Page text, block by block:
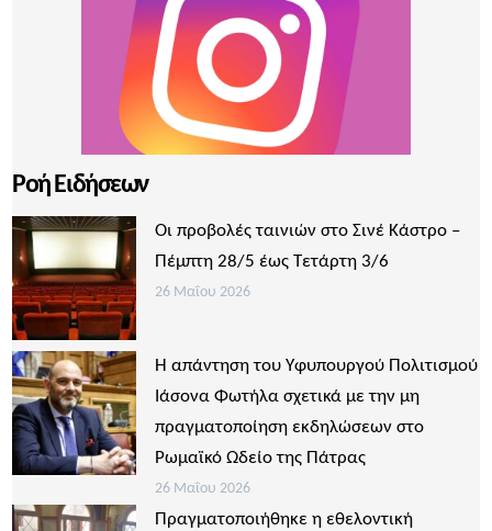
Ροή Ειδήσεων
Οι προβολές ταινιών στο Σινέ Κάστρο –
Πέμπτη 28/5 έως Τετάρτη 3/6
26 Μαΐου 2026
Η απάντηση του Υφυπουργού Πολιτισμού
Ιάσονα Φωτήλα σχετικά με την μη
πραγματοποίηση εκδηλώσεων στο
Ρωμαϊκό Ωδείο της Πάτρας
26 Μαΐου 2026
Πραγματοποιήθηκε η εθελοντική